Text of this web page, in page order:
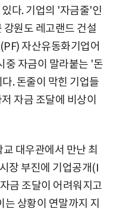
다. 기업의 '자금줄'인
원도 레고랜드 건설
자산유동화기업어
중 자금이 말라붙는 '돈
. 돈줄이 막힌 기업들
자금 조달에 비상이
대우관에서 만난 최
장 부진에 기업공개(I
금 조달이 어려워지고
상황이 연말까지 지